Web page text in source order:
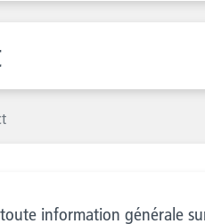
information générale